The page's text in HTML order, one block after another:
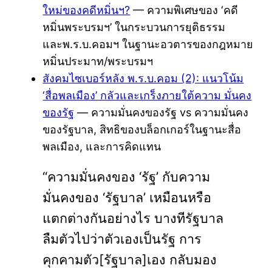
ใหม่ของคดีหมิ่นฯ? — ความพิเศษของ ‘คดี
หมิ่นพระบรมฯ’ ในกระบวนการยุติธรรม
และพ.ร.บ.คอมฯ ในฐานะอวตารของกฎหมาย
หมิ่นประมาท/พระบรมฯ
สังคมไซเบอร์หลัง พ.ร.บ.คอม (2): แนวโน้ม
‘สื่อพลเมือง’ กลัวและเกร็งภายใต้ความ มั่นคง
ของรัฐ — ความมั่นคงของรัฐ vs ความมั่นคง
ของรัฐบาล, สิทธิของบล็อกเกอร์ในฐานะสื่อ
พลเมือง, และการคิดแทน
“ความมั่นคงของ ‘รัฐ’ กับความ
มั่นคงของ ‘รัฐบาล’ เหมือนหรือ
แตกต่างกันอย่างไร บางทีรัฐบาล
ลืมตัวไปว่าตัวเองเป็นรัฐ การ
คุกคามตัว[รัฐบาล]เอง กลับมอง